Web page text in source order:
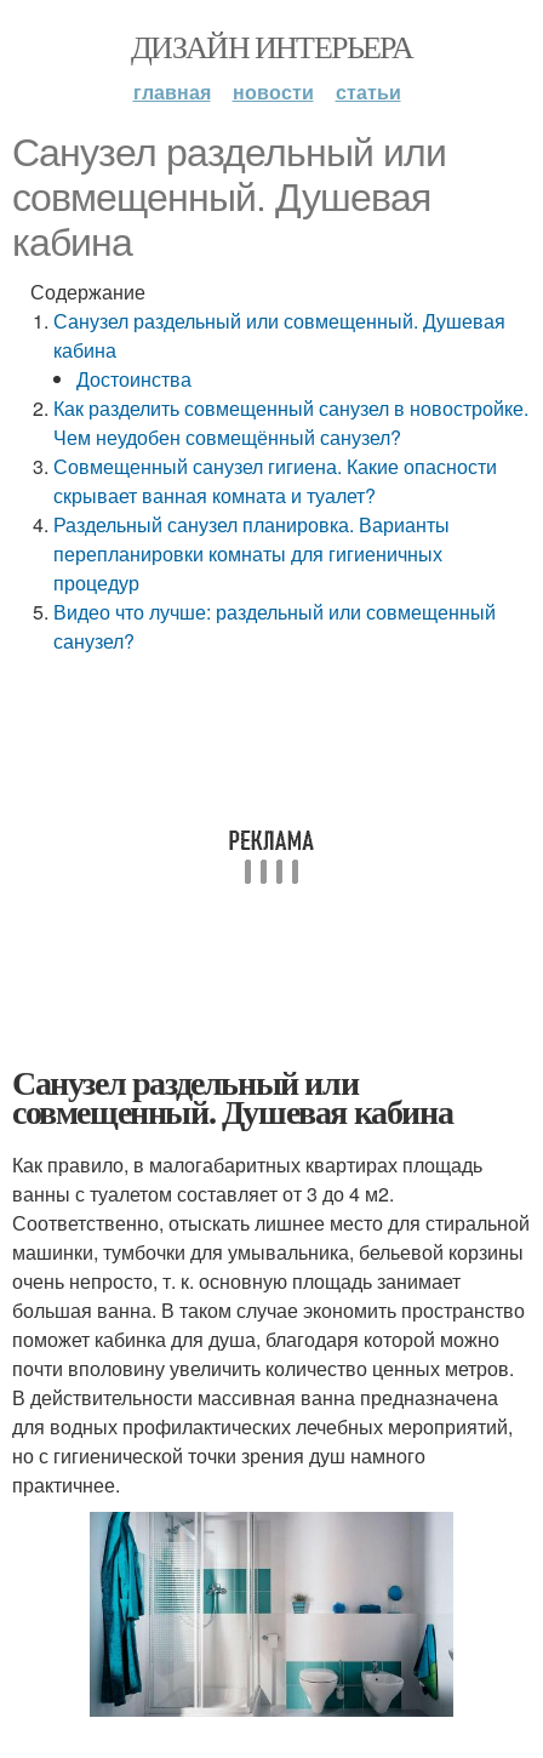
ДИЗАЙН ИНТЕРЬЕРА
главная новости статьи
Санузел раздельный или
совмещенный. Душевая
кабина
Содержание
Санузел раздельный или совмещенный. Душевая
кабина
Достоинства
Как разделить совмещенный санузел в новостройке.
Чем неудобен совмещённый санузел?
Совмещенный санузел гигиена. Какие опасности
скрывает ванная комната и туалет?
Раздельный санузел планировка. Варианты
перепланировки комнаты для гигиеничных
процедур
Видео что лучше: раздельный или совмещенный
санузел?
Санузел раздельный или
совмещенный. Душевая кабина
Как правило, в малогабаритных квартирах площадь
ванны с туалетом составляет от 3 до 4 м2.
Соответственно, отыскать лишнее место для стиральной
машинки, тумбочки для умывальника, бельевой корзины
очень непросто, т. к. основную площадь занимает
большая ванна. В таком случае экономить пространство
поможет кабинка для душа, благодаря которой можно
почти вполовину увеличить количество ценных метров.
В действительности массивная ванна предназначена
для водных профилактических лечебных мероприятий,
но с гигиенической точки зрения душ намного
практичнее.